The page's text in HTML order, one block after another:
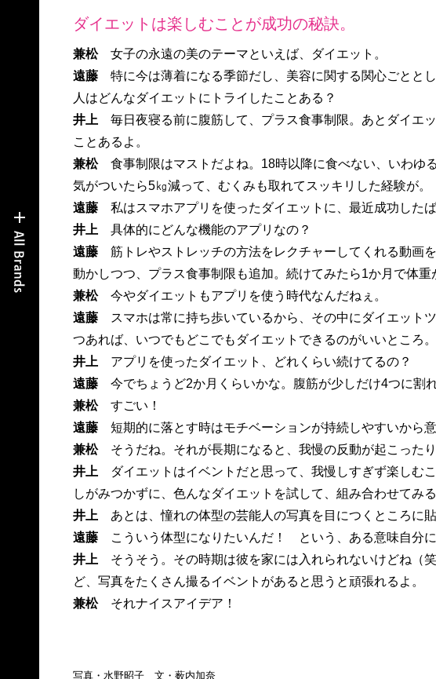
ダイエットは楽しむことが成功の秘訣。
兼松女子の永遠の美のテーマといえば、ダイエット。
遠藤特に今は薄着になる季節だし、美容に関する関心ごとと
人はどんなダイエットにトライしたことある？
井上 毎日夜寝る前に腹筋して、プラス食事制限。あとダイエ
ことあるよ。
兼松食事制限はマストだよね。18時以降に食べない、いわゆ
気がついたら5㎏減って、むくみも取れてスッキリした経験が。
遠藤私はスマホアプリを使ったダイエットに、最近成功したば
井上 具体的にどんな機能のアプリなの？
遠藤筋トレやストレッチの方法をレクチャーしてくれる動画
動かしつつ、プラス食事制限も追加。続けてみたら1か月で体重
兼松今やダイエットもアプリを使う時代なんだねぇ。
遠藤スマホは常に持ち歩いているから、その中にダイエット
つあれば、いつでもどこでもダイエットできるのがいいところ
井上 アプリを使ったダイエット、どれくらい続けてるの？
遠藤今でちょうど2か月くらいかな。腹筋が少しだけ4つに割れ
兼松すごい！
遠藤短期的に落とす時はモチベーションが持続しやすいから意
兼松そうだね。それが長期になると、我慢の反動が起こったり
井上 ダイエットはイベントだと思って、我慢しすぎず楽しむ
しがみつかずに、色んなダイエットを試して、組み合わせてみ
井上 あとは、憧れの体型の芸能人の写真を目につくところに貼
遠藤こういう体型になりたいんだ！ という、ある意味自分に
井上 そうそう。その時期は彼を家には入れられないけどね（
ど、写真をたくさん撮るイベントがあると思うと頑張れるよ。
兼松それナイスアイデア！
写真・水野昭子 文・薮内加奈